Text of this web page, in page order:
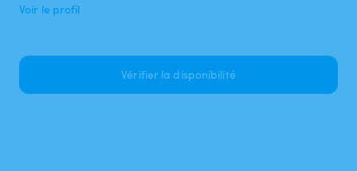
Voir le profil
Vérifier la disponibilité